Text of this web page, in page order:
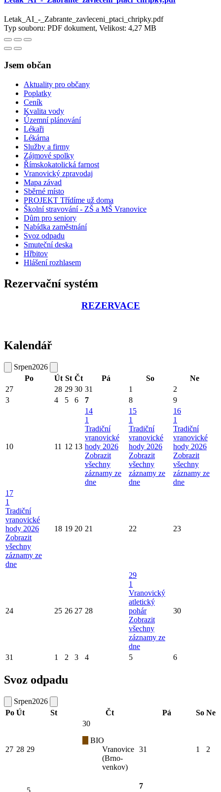
Letak_AI_-_Zabrante_zavleceni_ptaci_chripky.pdf
Typ souboru: PDF dokument, Velikost: 4,27 MB
Jsem občan
Aktuality pro občany
Poplatky
Ceník
Kvalita vody
Územní plánování
Lékaři
Lékárna
Služby a firmy
Zájmové spolky
Římskokatolická farnost
Vranovický zpravodaj
Mapa závad
Sběrné místo
PROJEKT Třídíme už doma
Školní stravování - ZŠ a MŠ Vranovice
Dům pro seniory
Nabídka zaměstnání
Svoz odpadu
Smuteční deska
Hřbitov
Hlášení rozhlasem
Rezervační systém
REZERVACE
Kalendář
Srpen2026
Po
Út St Čt Pá So
Ne
27
28 29 30 31 1
2
3
4 5 6 7 8 9
10 11 12 13
14
1
Tradiční
vranovické
hody 2026
Zobrazit
všechny
záznamy ze
dne
15
1
Tradiční
vranovické
hody 2026
Zobrazit
všechny
záznamy ze
dne
16
1
Tradiční
vranovické
hody 2026
Zobrazit
všechny
záznamy ze
dne
17
1
Tradiční
vranovické
hody 2026
Zobrazit
všechny
záznamy ze
dne
18 19 20 21 22 23
24 25 26 27 28
29
1
Vranovický
atletický
pohár
Zobrazit
všechny
záznamy ze
dne
30
31 1 2 3 4 5 6
Svoz odpadu
Srpen2026
Po Út St Čt Pá So Ne
27 28 29
30
BIO
Vranovice
(Brno-
venkov)
31 1 2
5
7